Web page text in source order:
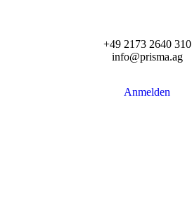
+49 2173 2640 310
info@prisma.ag
Anmelden